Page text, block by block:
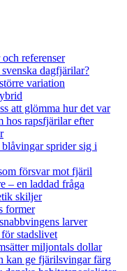
referenser
dagfjärilar?
variation
att glömma hur det var
hos rapsfjärilar efter
sprider sig i
försvar mot fjäril
– en laddad fråga
skiljer
former
larver
stadslivet
miljontals dollar
kan ge fjärilsvingar färg